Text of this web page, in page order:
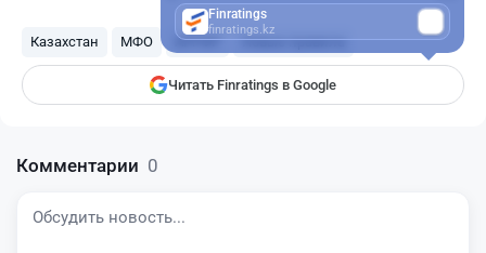
Казахстан МФО АРРФР Новые правила
Читать Finratings в Google
Finratings
finratings.kz
Комментарии 0